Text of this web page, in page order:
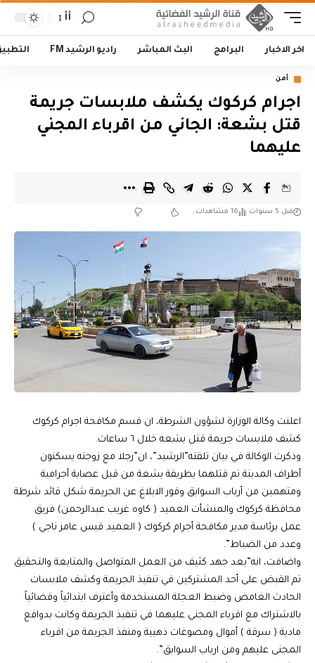
أأ
اخر الاخبار البرامج البث المباشر راديو الرشيد FM
أمن
اجرام كركوك يكشف ملابسات جريمة
قتل بشعة: الجاني من اقرباء المجني
عليهما
قبل 5 سنوات 16 مشاهدات
اعلنت وكالة الوزارة لشؤون الشرطة، ان قسم مكافحة اجرام كركوك
كشف ملابسات جريمة قتل بشعه خلال ٦ ساعات.
وذكرت الوكالة في بيان تلقته”الرشيد”، ان”رجلا مع زوجته يسكنون
أطراف المدينة تم قتلهما بطريقة بشعة من قبل عصابة أجرامية
ومتهمين من أرباب السوابق وفور الابلاغ عن الجريمة شكل قائد شرطة
محافظة كركوك والمنشأت العميد ( كاوه غريب عبدالرحمن) فريق
عمل برئاسة مدير مكافحة أجرام كركوك ( العميد قيس عامر ناجي )
وعدد من الضباط”.
واضافت، انه”بعد جهد كثيف من العمل المتواصل والمتابعة والتحقيق
تم القبض على أحد المشتركين في تنفيذ الجريمة وكشف ملابسات
الحادث الغامض وضبط العجلة المستخدمة وأعترف ابتدائياً وقضائياً
بالاشتراك مع اقرباء المجني عليهما في تنفيذ الجريمة وكانت بدوافع
مادية ( سرقة ) أموال ومصوغات ذهبية ومنفذ الجريمة من اقرباء
المجنى عليهم ومن ارباب السوابق”.